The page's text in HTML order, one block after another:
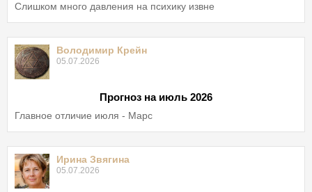
Слишком много давления на психику извне
Володимир Крейн
05.07.2026
Прогноз на июль 2026
Главное отличие июля - Марс
Ирина Звягина
05.07.2026